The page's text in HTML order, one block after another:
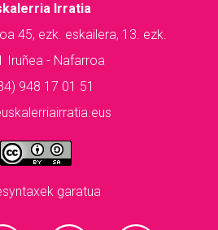
Irratia
45, ezk. eskailera, 13. ezk.
Iruñea - Nafarroa
948 17 01 51
garatua